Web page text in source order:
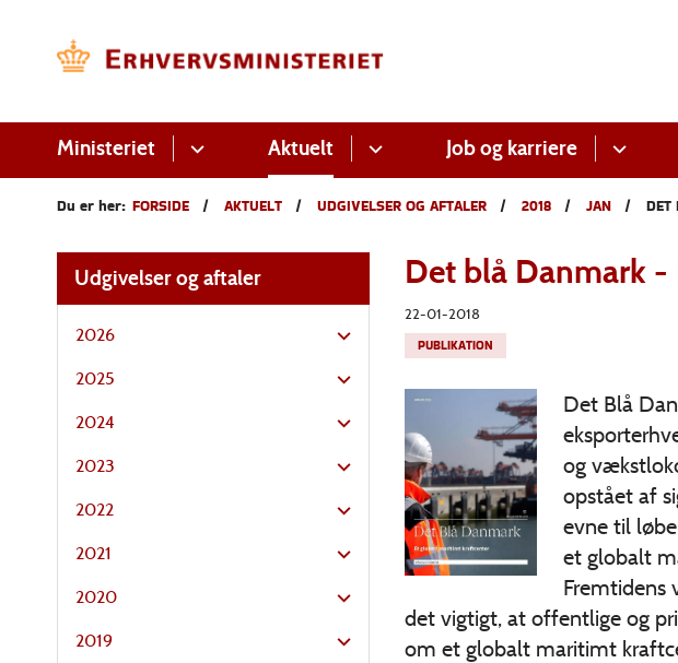
Ministeriet Aktuelt Job og karriere
Du er her: FORSIDE AKTUELT UDGIVELSER OG AFTALER 2018 JAN DET
Udgivelser og aftaler
2026
2025
2024
2023
2022
2021
2020
2019
Det blå Danmark
22-01-2018
PUBLIKATION
Det Blå
og
opstået af
evne til
et globalt
Fremtidens
det vigtigt, at offentlige og
om et globalt maritimt